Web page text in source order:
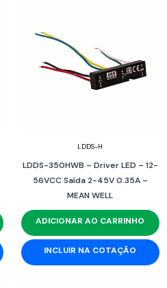
LDDS-H
LDDS-350HWB – Driver LED – 12-
56VCC Saída 2-45V 0.35A –
MEAN WELL
ADICIONAR AO CARRINHO
INCLUIR NA COTAÇÃO